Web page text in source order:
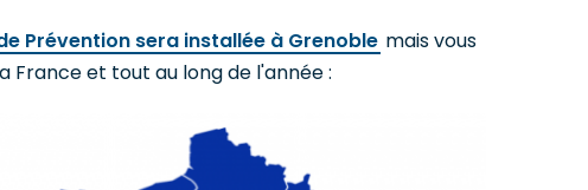
Prévention sera installée à Grenoble mais vous
France et tout au long de l'année :